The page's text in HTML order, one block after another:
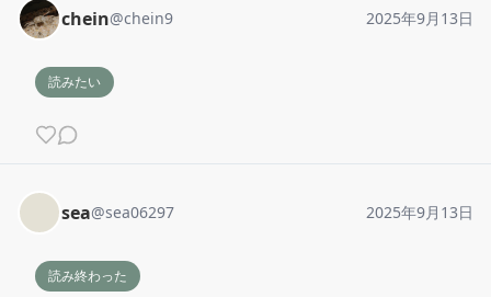
chein@chein9 2025年9月13日
読みたい
sea@sea06297 2025年9月13日
読み終わった